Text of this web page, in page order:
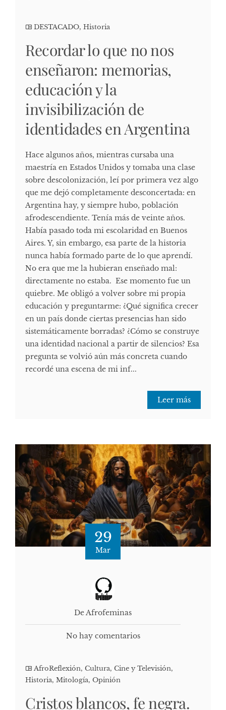
DESTACADO, Historia
Recordar lo que no nos
enseñaron: memorias,
educación y la
invisibilización de
identidades en Argentina
Hace algunos años, mientras cursaba una
maestría en Estados Unidos y tomaba una clase
sobre descolonización, leí por primera vez algo
que me dejó completamente desconcertada: en
Argentina hay, y siempre hubo, población
afrodescendiente. Tenía más de veinte años.
Había pasado toda mi escolaridad en Buenos
Aires. Y, sin embargo, esa parte de la historia
nunca había formado parte de lo que aprendí.
No era que me la hubieran enseñado mal:
directamente no estaba. Ese momento fue un
quiebre. Me obligó a volver sobre mi propia
educación y preguntarme: ¿Qué significa crecer
en un país donde ciertas presencias han sido
sistemáticamente borradas? ¿Cómo se construye
una identidad nacional a partir de silencios? Esa
pregunta se volvió aún más concreta cuando
recordé una escena de mi inf...
Leer más
29
Mar
De Afrofeminas
No hay comentarios
AfroReflexión, Cultura, Cine y Televisión,
Historia, Mitología, Opinión
Cristos blancos, fe negra.